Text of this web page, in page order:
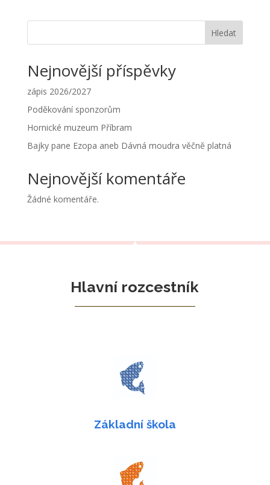
Hledat
Nejnovější příspěvky
zápis 2026/2027
Poděkování sponzorům
Hornické muzeum Příbram
Bajky pane Ezopa aneb Dávná moudra věčně platná
Nejnovější komentáře
Žádné komentáře.
Hlavní rozcestník
Základní škola